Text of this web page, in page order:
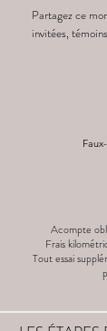
Partagez ce
invitées,
Acompte
Frais
Tout essai